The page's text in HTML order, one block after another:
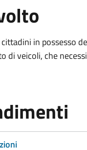
in possesso
di veicoli, che